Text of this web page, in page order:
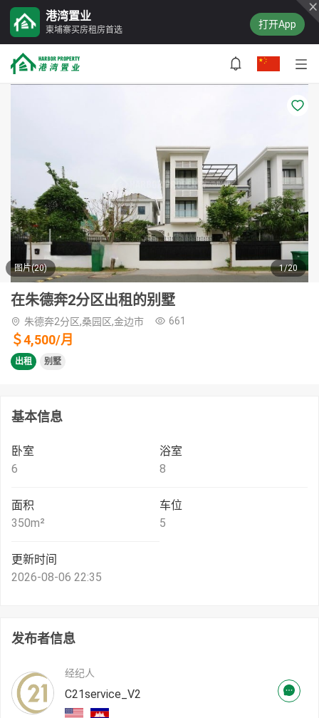
港湾置业
柬埔寨买房租房首选 打开App
图片(20) 1/20
在朱德奔2分区出租的别墅
朱德奔2分区,桑园区,金边市 661
＄4,500/月
出租 别墅
基本信息
卧室
6
浴室
8
面积
350m²
车位
5
更新时间
2026-08-06 22:35
发布者信息
经纪人
C21service_V2